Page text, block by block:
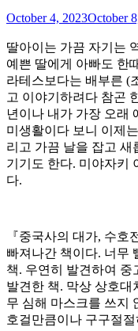
October 4, 2023October
딸아이는 가끔 자기는
예쁜 딸에게 아빠도 한
라테스보다는 배부른 (
고 이야기하려다 참곤
년이나 내가 가장 오래
미생활이다 보니 이제
리고 가끔 날을 잡고 새
기기도 한다. 미야자키
다.
『중국사의 대가, 수
빠져나간 책이다. 너무
책. 우연히 발견하여 중
발견한 책. 막상 상호대
무 심해 마스크를 쓰지
호걸만큼이나 구구절절